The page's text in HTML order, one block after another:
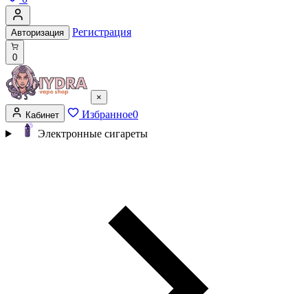
Авторизация Регистрация
0
×
Кабинет
Избранное0
Электронные сигареты